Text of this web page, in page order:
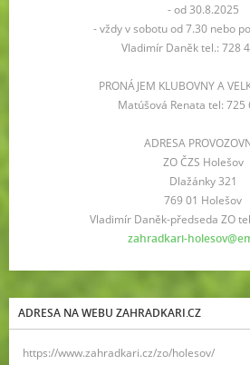
- od 30.8.2025
- vždy v sobotu od 7.30 nebo
Vladimír Daněk tel.: 728
PRONÁJEM KLUBOVNY A
Matúšová Renata tel: 725
ADRESA
ZO ČZS Holešov
Dlažánky 321
769 01 Holešov
Vladimír Daněk-předseda ZO
zahradkari-
ADRESA NA WEBU ZAHRADKARI.CZ
https://www.zahradkari.cz/zo/holesov/